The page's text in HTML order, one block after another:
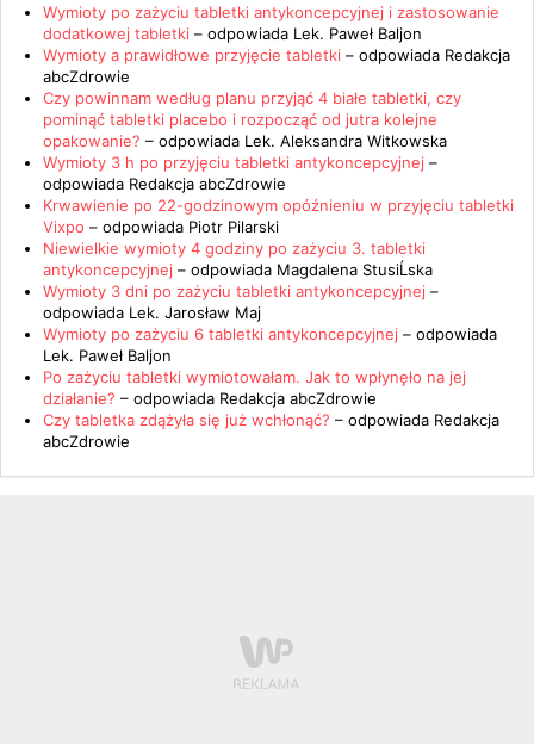
Wymioty po zażyciu tabletki antykoncepcyjnej i zastosowanie
dodatkowej tabletki – odpowiada Lek. Paweł Baljon
Wymioty a prawidłowe przyjęcie tabletki – odpowiada Redakcja
abcZdrowie
Czy powinnam według planu przyjąć 4 białe tabletki, czy
pominąć tabletki placebo i rozpocząć od jutra kolejne
opakowanie? – odpowiada Lek. Aleksandra Witkowska
Wymioty 3 h po przyjęciu tabletki antykoncepcyjnej –
odpowiada Redakcja abcZdrowie
Krwawienie po 22-godzinowym opóźnieniu w przyjęciu tabletki
Vixpo – odpowiada Piotr Pilarski
Niewielkie wymioty 4 godziny po zażyciu 3. tabletki
antykoncepcyjnej – odpowiada Magdalena StusiĹska
Wymioty 3 dni po zażyciu tabletki antykoncepcyjnej –
odpowiada Lek. Jarosław Maj
Wymioty po zażyciu 6 tabletki antykoncepcyjnej – odpowiada
Lek. Paweł Baljon
Po zażyciu tabletki wymiotowałam. Jak to wpłynęło na jej
działanie? – odpowiada Redakcja abcZdrowie
Czy tabletka zdążyła się już wchłonąć? – odpowiada Redakcja
abcZdrowie